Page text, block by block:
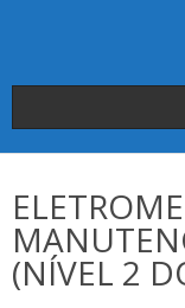
Início
Institucional
A Escola
(NÍVEL 2